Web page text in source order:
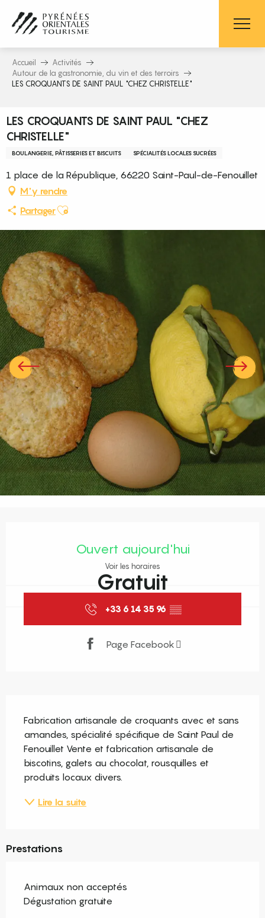
contenu
principal
Accueil
Activités
Autour de la gastronomie, du vin et des terroirs
LES CROQUANTS DE SAINT PAUL "CHEZ CHRISTELLE"
LES CROQUANTS DE SAINT PAUL "CHEZ
CHRISTELLE"
BOULANGERIE, PÂTISSERIES ET BISCUITS SPÉCIALITÉS LOCALES SUCRÉES
1 place de la République, 66220 Saint-Paul-de-Fenouillet
M'y rendre
PartagerAjouter aux favoris
Ouvert aujourd'hui
Voir les horaires
Gratuit
+33 6 14 35 96 ▒▒
Page Facebook
Fabrication artisanale de croquants avec et sans
amandes, spécialité spécifique de Saint Paul de
Fenouillet Vente et fabrication artisanale de
biscotins, galets au chocolat, rousquilles et
produits locaux divers.
Lire la suite
Prestations
Animaux non acceptés
Dégustation gratuite